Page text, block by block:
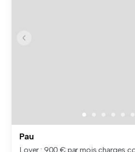
Pau
Loyer : 900 € par mois charges